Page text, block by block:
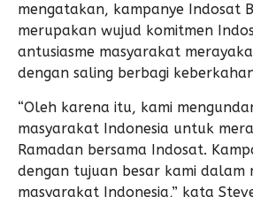
mengatakan, kampanye Indosat
merupakan wujud komitmen
antusiasme masyarakat
dengan saling berbagi
“Oleh karena itu, kami
masyarakat Indonesia untuk
Ramadan bersama Indosat.
dengan tujuan besar kami dalam
masyarakat Indonesia,” kata